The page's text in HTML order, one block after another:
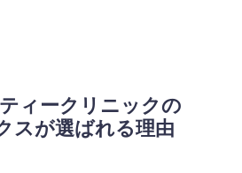
ィークリニックの
スが選ばれる理由